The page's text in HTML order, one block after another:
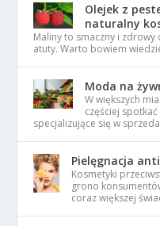
Olejek z
naturalny
Maliny to smaczny i
atuty. Warto bowiem
Moda na
W większych
częściej
specjalizujące się w
Pielęgnacja
Kosmetyki
grono
coraz większej